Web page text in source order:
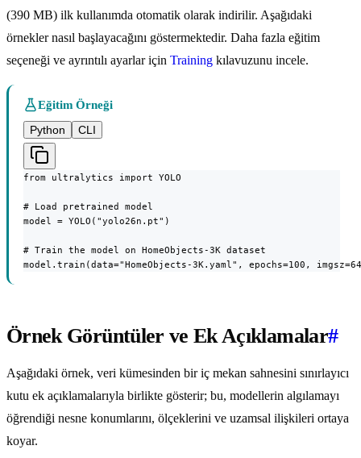
(390 MB) ilk kullanımda otomatik olarak indirilir. Aşağıdaki
örnekler nasıl başlayacağını göstermektedir. Daha fazla eğitim
seçeneği ve ayrıntılı ayarlar için Training kılavuzunu incele.
Eğitim Örneği
Python
CLI
from ultralytics import YOLO
# Load pretrained model
model = YOLO("yolo26n.pt")
# Train the model on HomeObjects-3K dataset
model.train(data="HomeObjects-3K.yaml", epochs=100,
Örnek Görüntüler ve Ek Açıklamalar#
Aşağıdaki örnek, veri kümesinden bir iç mekan sahnesini sınırlayıcı
kutu ek açıklamalarıyla birlikte gösterir; bu, modellerin algılamayı
öğrendiği nesne konumlarını, ölçeklerini ve uzamsal ilişkileri ortaya
koyar.